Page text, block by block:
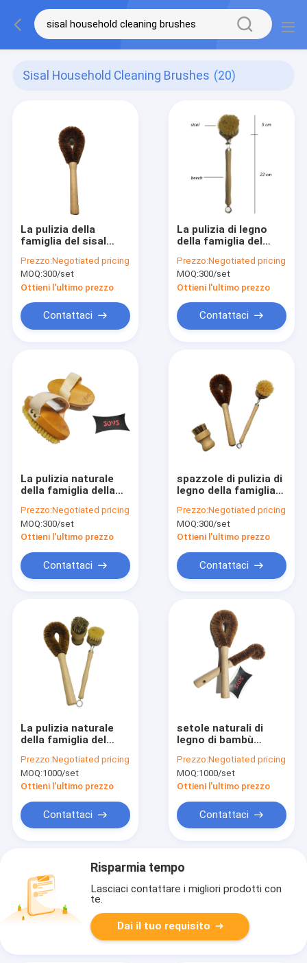
Sisal Household Cleaning Brushes (20)
La pulizia della
famiglia del sisal
la cucina naturale
sfrega la spazzola
Prezzo:Negotiated pricing
MOQ:300/set
Ottieni l'ultimo prezzo
Contattaci
La pulizia di legno
della famiglia del
spazzola il lavaggio
di legno di 27cm sulla
spazzola
Prezzo:Negotiated pricing
MOQ:300/set
Ottieni l'ultimo prezzo
Contattaci
La pulizia naturale
della famiglia della
spazzola la doccia di
13.4cm che esfolia la
spazzola
Prezzo:Negotiated pricing
MOQ:300/set
Ottieni l'ultimo prezzo
Contattaci
spazzole di pulizia di
legno della famiglia
Prezzo:Negotiated pricing
MOQ:300/set
Ottieni l'ultimo prezzo
Contattaci
La pulizia naturale
della famiglia del
23.5cm per la ciotola
della bottiglia della
cucina
Prezzo:Negotiated pricing
MOQ:1000/set
Ottieni l'ultimo prezzo
Contattaci
setole naturali di
legno di bambù
spazzole di pulizia
della famiglia di
25cm
Prezzo:Negotiated pricing
MOQ:1000/set
Ottieni l'ultimo prezzo
Contattaci
Risparmia tempo
Lasciaci contattare i migliori prodotti con
te.
Dai il tuo requisito